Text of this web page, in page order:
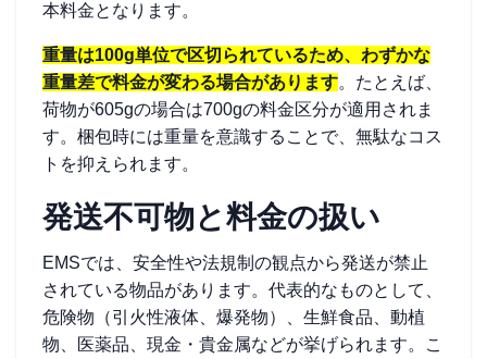
本料金となります。
重量は100g単位で区切られているため、わずかな
重量差で料金が変わる場合があります。たとえば、
荷物が605gの場合は700gの料金区分が適用されま
す。梱包時には重量を意識することで、無駄なコス
トを抑えられます。
発送不可物と料金の扱い
EMSでは、安全性や法規制の観点から発送が禁止
されている物品があります。代表的なものとして、
危険物（引火性液体、爆発物）、生鮮食品、動植
物、医薬品、現金・貴金属などが挙げられます。こ